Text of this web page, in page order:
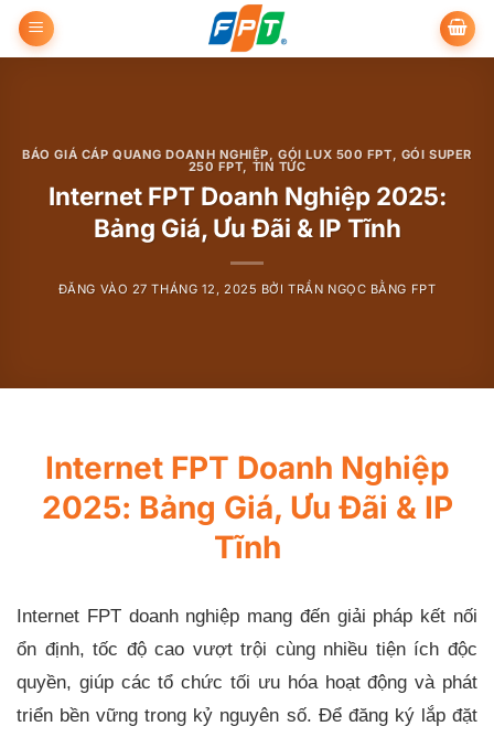
qua
BÁO GIÁ CÁP QUANG DOANH NGHIỆP,GÓI LUX 500 FPT, GÓI SUPER
250 FPT, TIN TỨC
Internet FPT Doanh Nghiệp 2025:
Bảng Giá, Ưu Đãi & IP Tĩnh
ĐĂNG VÀO 27 THÁNG 12, 2025 BỞITRẦN NGỌC BẰNG FPT
Internet FPT Doanh Nghiệp
2025: Bảng Giá, Ưu Đãi & IP
Tĩnh
Internet FPT doanh nghiệp mang đến giải pháp kết nối
ổn định, tốc độ cao vượt trội cùng nhiều tiện ích độc
quyền, giúp các tổ chức tối ưu hóa hoạt động và phát
triển bền vững trong kỷ nguyên số. Để đăng ký lắp đặt